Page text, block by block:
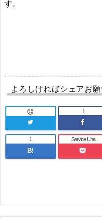
す。
よろしければシェアお
 !
B!
1 Service Una